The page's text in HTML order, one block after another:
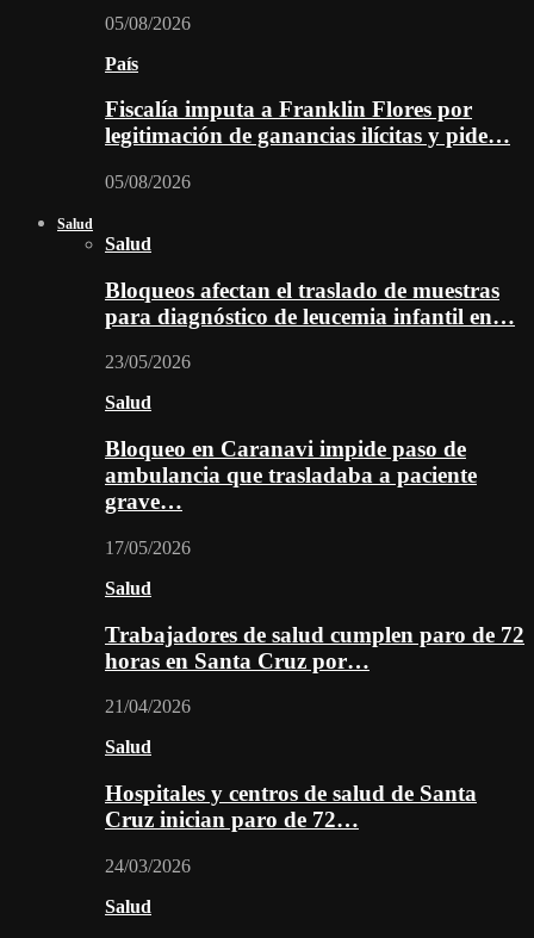
05/08/2026
País
Fiscalía imputa a Franklin Flores por
legitimación de ganancias ilícitas y pide…
05/08/2026
Salud
Salud
Bloqueos afectan el traslado de muestras
para diagnóstico de leucemia infantil en…
23/05/2026
Salud
Bloqueo en Caranavi impide paso de
ambulancia que trasladaba a paciente
grave…
17/05/2026
Salud
Trabajadores de salud cumplen paro de 72
horas en Santa Cruz por…
21/04/2026
Salud
Hospitales y centros de salud de Santa
Cruz inician paro de 72…
24/03/2026
Salud